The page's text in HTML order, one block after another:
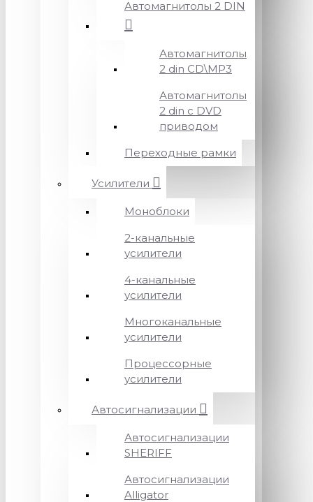
Автомагнитолы 2 DIN
Автомагнитолы
2 din CD\MP3
Автомагнитолы
2 din с DVD
приводом
Переходные рамки
Усилители
Моноблоки
2-канальные
усилители
4-канальные
усилители
Многоканальные
усилители
Процессорные
усилители
Автосигнализации
Автосигнализации
SHERIFF
Автосигнализации
Alligator